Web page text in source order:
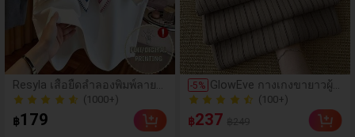
Resyla เสื้อยืดลำลองพิมพ์ลายปั
กลูกปัดรูปโบว์ขนาดใหญ่สำหรับ
ผู้หญิง
(1000+)
100+ ขายแล้ว
100+ ขายแล้ว
฿179
-5% GlowEve กางเกงขายาวผู้ห
ญิงลายทาง ลำลอง อเนกป
ระสงค์ สำหรับใส่ทุกวันและ
เดินทาง
(100+)
100+ ขายแล้ว
100+ ขายแล้ว
฿237